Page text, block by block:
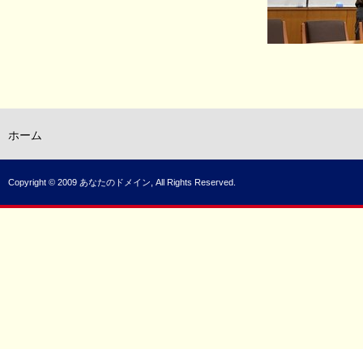
ホーム
Copyright © 2009 あなたのドメイン, All Rights Reserved.